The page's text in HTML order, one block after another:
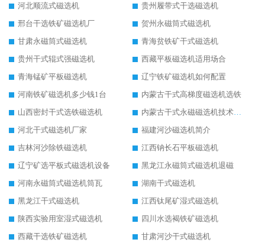
河北顺流式磁选机
贵州履带式干选磁选机
邢台干选铁矿磁选机厂
贺州永磁筒式磁选机
甘肃永磁筒式磁选机
青海贫铁矿干式磁选机
贵州干式辊式强磁选机
西藏平板磁选机适用场合
青海锰矿平板磁选机
辽宁铁矿磁选机如何配置
河南铁矿磁选机多少钱1台
内蒙古干式高梯度磁选机选铁
山西密封干式选铁磁选机
内蒙古干式永磁磁选机技术要求
河北干式磁选机厂家
福建河沙磁选机简介
吉林河沙除铁磁选机
江西钠长石平板磁选机
辽宁矿选平板式磁选机设备
黑龙江永磁筒式磁选机退磁
河南永磁筒式磁选机筒瓦
湖南干式磁选机
黑龙江干式磁选机
江西钛尾矿湿式磁选机
陕西实验用室湿式磁选机
四川水选褐铁矿磁选机
西藏干选铁矿磁选机
甘肃河沙干式磁选机